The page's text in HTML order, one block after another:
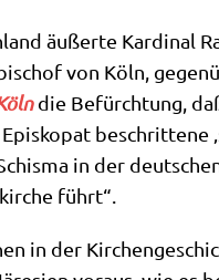
äußer­te Kar­di­nal
von Köln,
die Befürch­tung,
beschrit­te­ne
in der
führt“.
in der